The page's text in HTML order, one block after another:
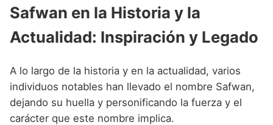
Safwan en la Historia y la
Actualidad: Inspiración y Legado
A lo largo de la historia y en la actualidad, varios
individuos notables han llevado el nombre Safwan,
dejando su huella y personificando la fuerza y el
carácter que este nombre implica.